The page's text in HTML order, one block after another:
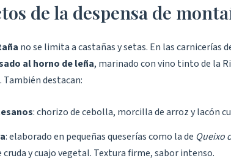
de la despensa de
no se limita a castañas y setas. En las carnicerías
al horno de leña, marinado con vino tinto de la
También destacan:
: chorizo de cebolla, morcilla de arroz y lacón
: elaborado en pequeñas queserías como la de Queixo
cruda y cuajo vegetal. Textura firme, sabor intenso.